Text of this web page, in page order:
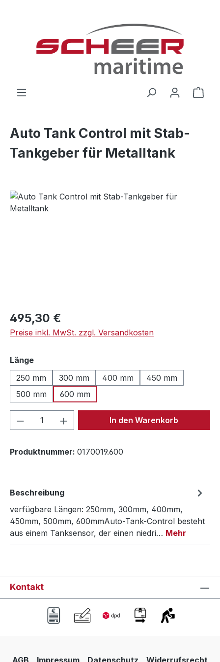
Auto Tank Control mit Stab-
Tankgeber für Metalltank
Bildergalerie überspringen
Regulärer Preis:
495,30 €
Preise inkl. MwSt. zzgl. Versandkosten
Längeauswählen
250 mm
300 mm 400 mm
450 mm
500 mm
600 mm
Produkt Anzahl: Gib denIn den Warenkorb
Produktnummer: 0170019.600
Beschreibung
verfügbare Längen: 250mm, 300mm, 400mm,
450mm, 500mm, 600mmAuto-Tank-Control besteht
aus einem Tanksensor, der einen niedri… Mehr
Kontakt